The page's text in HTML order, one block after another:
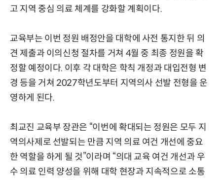
고 지역 중심 의료 체계를 강화할 계획이다.
교육부는 이번 정원 배정안을 대학에 사전 통지한 뒤 의
견 제출과 이의신청 절차를 거쳐 4월 중 최종 정원을 확
정할 예정이다. 이후 각 대학은 학칙 개정과 대입전형 변
경 등을 거쳐 2027학년도부터 지역의사 선발 전형을 운
영하게 된다.
최교진 교육부 장관은 “이번에 확대되는 정원은 모두 지
역의사제로 선발되는 만큼 지역 의료 여건 개선에 중요
한 역할을 하게 될 것”이라며 “의대 교육 여건 개선과 우
수 의료 인력 양성을 위해 대학 현장과 지속적으로 소통